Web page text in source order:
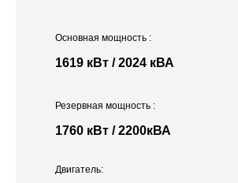
Основная мощность :
1619 кВт / 2024 кВА
Двигатель:
Резервная мощность :
1760 кВт / 2200кВА